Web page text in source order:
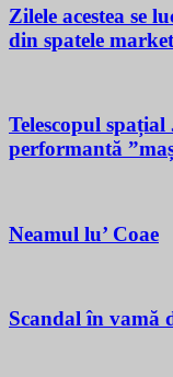
Zilele acestea se
din spatele
Telescopul
performantă
Neamul lu’ Coae
Scandal în vamă